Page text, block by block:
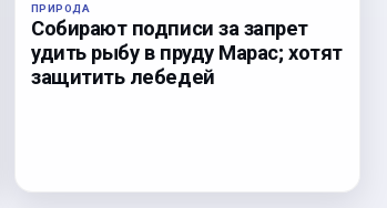
ПРИРОДА
Собирают подписи за запрет
удить рыбу в пруду Марас; хотят
защитить лебедей